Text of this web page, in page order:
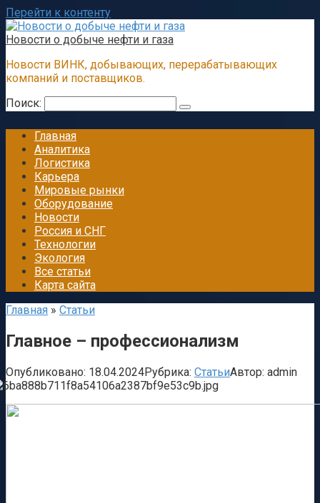
Перейти к контенту
Новости о добыче нефти и газа
Новости ВИНК, добывающих, перерабатывающих
компаний и поставщиков.
Поиск:
Главная
Аналитика
Логистика
Карьера
Мировые рынки
Оборудование
Новости
Россия и СНГ
Технологии
Экология
Все статьи
Карта сайта
Главная » Статьи
Главное – профессионализм
Опубликовано: 18.04.2024Рубрика: СтатьиАвтор: admin